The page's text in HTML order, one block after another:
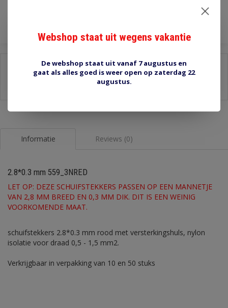
Informatie Reviews (0)
2.8*0.3 mm 559_3NRED
LET OP: DEZE SCHUIFSTEKKERS PASSEN OP EEN MANNETJE
VAN 2,8 MM BREED EN 0,3 MM DIK. DIT IS EEN WEINIG
VOORKOMENDE MAAT.
schuifstekkers 2.8*0.3 mm rood met versterkingshuls, nylon
isolatie voor draad 0,5 - 1,5 mm2.
Verkrijgbaar in verpakking van 10 en 50 stuks
Webshop staat uit wegens vakantie
De webshop staat uit vanaf 7 augustus en
gaat als alles goed is weer open op zaterdag 22
augustus.